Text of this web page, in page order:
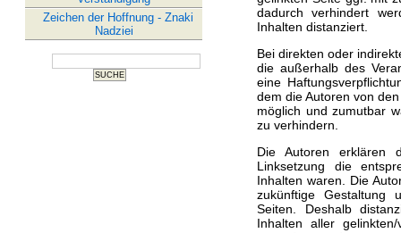
Zeichen der Hoffnung - Znaki
Nadziei
dadurch verhindert
Inhalten distanziert.
Bei direkten oder
die außerhalb des
eine
dem die Autoren von
möglich und zumutbar
zu verhindern.
Die Autoren erklären
Linksetzung die
Inhalten waren. Die
zukünftige Gestaltung
Seiten. Deshalb
Inhalten aller